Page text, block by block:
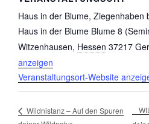
Haus in der Blume, Ziegenhaben
Haus in der Blume Blume 8
Witzenhausen, Hessen 37217
anzeigen
Veranstaltungsort-Website
Wildnistanz – Auf den Spuren